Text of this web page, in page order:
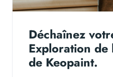
Déchaînez
Exploration
de Keopaint.